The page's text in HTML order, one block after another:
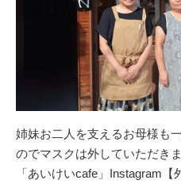
姉妹お二人を支えるお母様も
のでマスクは外していただきま
「あいけいcafe」Instagram【